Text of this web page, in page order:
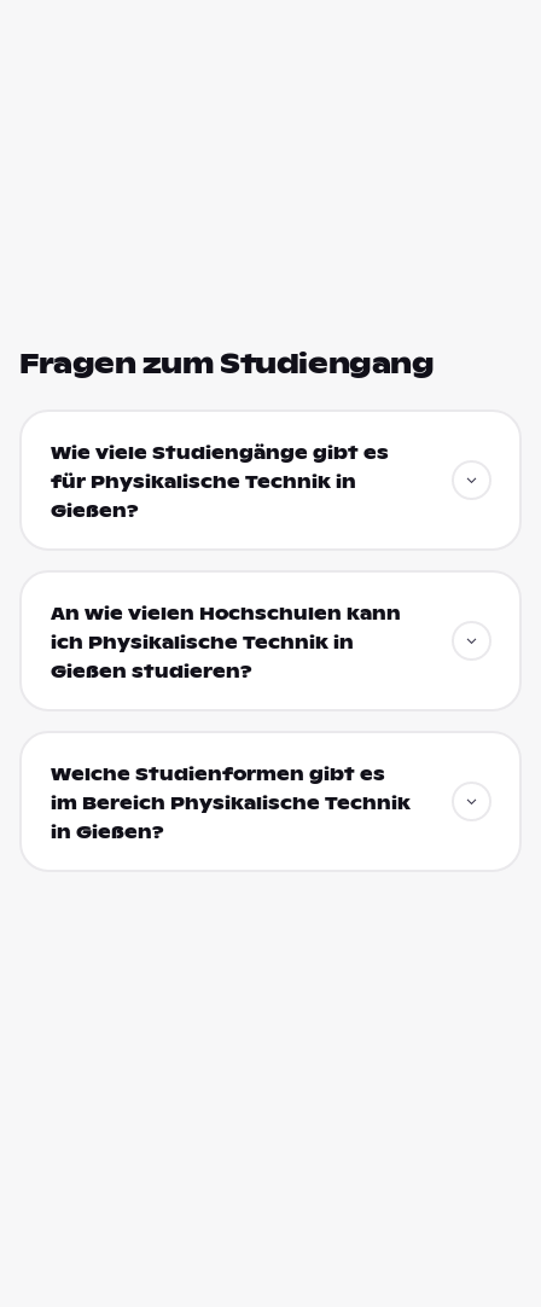
Fragen zum Studiengang
Wie viele Studiengänge gibt es
für Physikalische Technik in
Gießen?
An wie vielen Hochschulen kann
ich Physikalische Technik in
Gießen studieren?
Welche Studienformen gibt es
im Bereich Physikalische Technik
in Gießen?